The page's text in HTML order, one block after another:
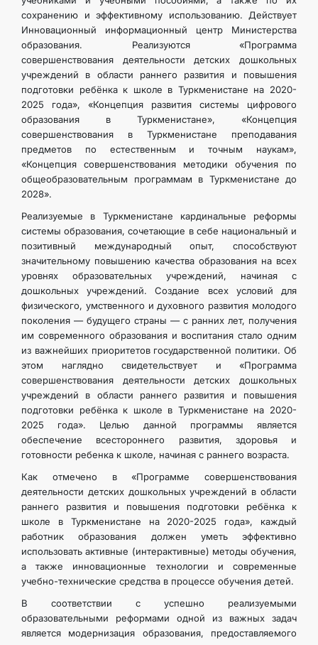
сохранению и эффективному использованию. Действует
Инновационный информационный центр Министерства
образования. Реализуются «Программа
совершенствования деятельности детских дошкольных
учреждений в области раннего развития и повышения
подготовки ребёнка к школе в Туркменистане на 2020-
2025 года», «Концепция развития системы цифрового
образования в Туркменистане», «Концепция
совершенствования в Туркменистане преподавания
предметов по естественным и точным наукам»,
«Концепция совершенствования методики обучения по
общеобразовательным программам в Туркменистане до
2028».
Реализуемые в Туркменистане кардинальные реформы
системы образования, сочетающие в себе национальный и
позитивный международный опыт, способствуют
значительному повышению качества образования на всех
уровнях образовательных учреждений, начиная с
дошкольных учреждений. Создание всех условий для
физического, умственного и духовного развития молодого
поколения — будущего страны — с ранних лет, получения
им современного образования и воспитания стало одним
из важнейших приоритетов государственной политики. Об
этом наглядно свидетельствует и «Программа
совершенствования деятельности детских дошкольных
учреждений в области раннего развития и повышения
подготовки ребёнка к школе в Туркменистане на 2020-
2025 года». Целью данной программы является
обеспечение всестороннего развития, здоровья и
готовности ребенка к школе, начиная с раннего возраста.
Как отмечено в «Программе совершенствования
деятельности детских дошкольных учреждений в области
раннего развития и повышения подготовки ребёнка к
школе в Туркменистане на 2020-2025 года», каждый
работник образования должен уметь эффективно
использовать активные (интерактивные) методы обучения,
а также инновационные технологии и современные
учебно-технические средства в процессе обучения детей.
В соответствии с успешно реализуемыми
образовательными реформами одной из важных задач
является модернизация образования, предоставляемого